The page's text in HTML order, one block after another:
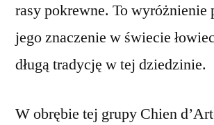
rasy pokrewne. To wyróżnienie
jego znaczenie w świecie
długą tradycję w tej dziedzinie.
W obrębie tej grupy Chien